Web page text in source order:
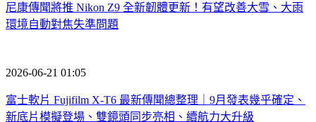
尼康傳聞將推 Nikon Z9 全新韌體更新！有望改善大雪、大雨
環境自動對焦失準問題
2026-06-21 01:05
富士軟片 Fujifilm X-T6 最新傳聞總整理｜9月發表幾乎確定、
新底片模擬登場、雙鏡頭同步亮相、續航力大升級